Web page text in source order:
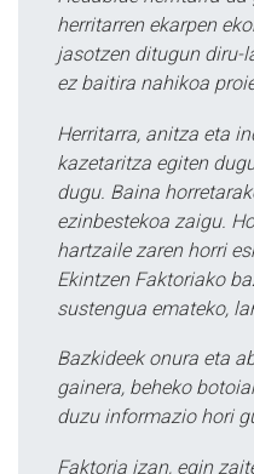
herritarren ekarpen
jasotzen ditugun diru-
ez baitira nahikoa
Herritarra, anitza eta
kazetaritza egiten
dugu. Baina
ezinbestekoa zaigu.
hartzaile zaren horri
Ekintzen Faktoriako
sustengua emateko,
Bazkideek onura eta
gainera, beheko
duzu informazio hori
Faktoria izan, egin